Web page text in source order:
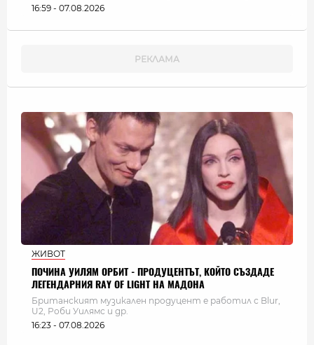
16:59 - 07.08.2026
ЖИВОТ
ПОЧИНА УИЛЯМ ОРБИТ - ПРОДУЦЕНТЪТ, КОЙТО СЪЗДАДЕ
ЛЕГЕНДАРНИЯ RAY OF LIGHT НА МАДОНА
Британският музикален продуцент е работил с Blur,
U2, Роби Уилямс и др.
16:23 - 07.08.2026